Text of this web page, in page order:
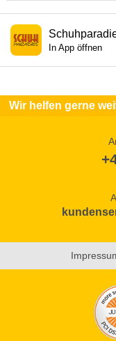
In App öffnen
Wir helfen gerne